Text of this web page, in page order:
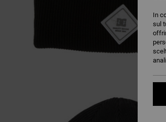
In
sul